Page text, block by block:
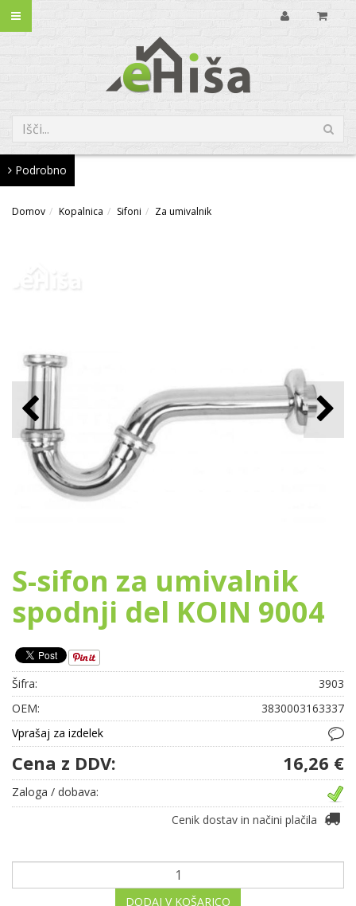
Podrobno
Domov Kopalnica Sifoni Za umivalnik
S-sifon za umivalnik
spodnji del KOIN 9004
Šifra:
3903
OEM:
3830003163337
Vprašaj za izdelek
Cena z DDV: 16,26 €
Zaloga / dobava:
Cenik dostav in načini plačila
DODAJ V KOŠARICO